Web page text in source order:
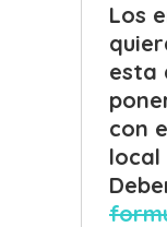
Los
esta
con
local